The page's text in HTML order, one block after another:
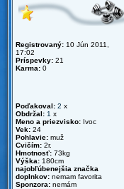
Registrovaný: 10 Jún 2011,
17:02
Príspevky: 21
Karma: 0
Poďakoval: 2 x
Obdržal: 1 x
Meno a priezvisko: Ivoc
Vek: 24
Pohlavie: muž
Cvičím: 2r.
Hmotnosť: 73kg
Výška: 180cm
najobľúbenejšia značka
doplnkov: nemam favorita
Sponzora: nemám